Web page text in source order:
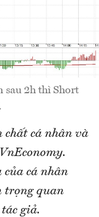
sau 2h thì Short
chất cá nhân và
cá nhân
trọng quan
giả.